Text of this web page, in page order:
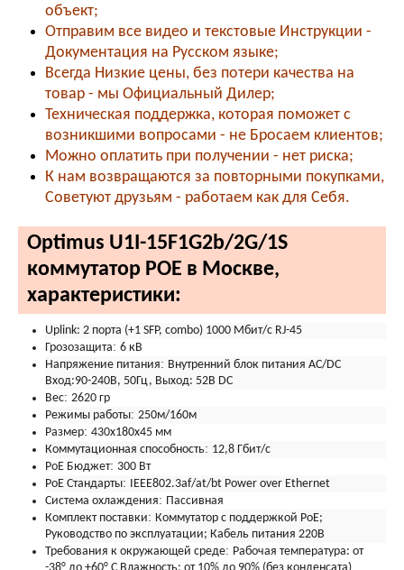
объект;
Отправим все видео и текстовые Инструкции -
Документация на Русском языке;
Всегда Низкие цены, без потери качества на
товар - мы Официальный Дилер;
Техническая поддержка, которая поможет с
возникшими вопросами - не Бросаем клиентов;
Можно оплатить при получении - нет риска;
К нам возвращаются за повторными покупками,
Советуют друзьям - работаем как для Себя.
Optimus U1I-15F1G2b/2G/1S
коммутатор POE в Москве,
характеристики:
Uplink: 2 порта (+1 SFP, combo) 1000 Мбит/с RJ-45
Грозозащита: 6 кВ
Напряжение питания: Внутренний блок питания AC/DC
Вход:90-240В, 50Гц, Выход: 52В DC
Вес: 2620 гр
Режимы работы: 250м/160м
Размер: 430x180x45 мм
Коммутационная способность: 12,8 Гбит/с
PoE Бюджет: 300 Вт
PoE Стандарты: IEEE802.3af/at/bt Power over Ethernet
Система охлаждения: Пассивная
Комплект поставки: Коммутатор с поддержкой PoE;
Руководство по эксплуатации; Кабель питания 220В
Требования к окружающей среде: Рабочая температура: от